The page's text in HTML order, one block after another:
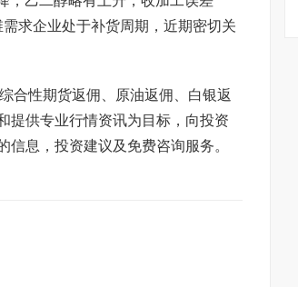
求企业处于补货周期，近期密切关
合性期货返佣、原油返佣、白银返
提供专业行情资讯为目标，向投资
息，投资建议及免费咨询服务。